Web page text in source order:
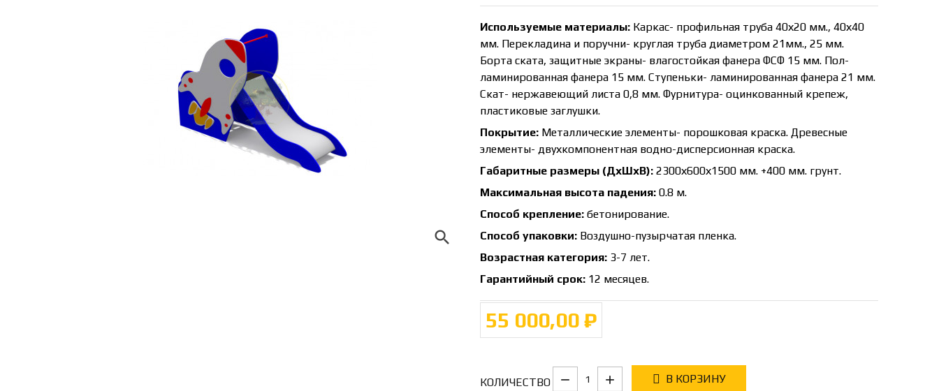
search
Используемые материалы: Каркас- профильная труба 40х20 мм., 40х40
мм. Перекладина и поручни- круглая труба диаметром 21мм., 25 мм.
Борта ската, защитные экраны- влагостойкая фанера ФСФ 15 мм. Пол-
ламинированная фанера 15 мм. Ступеньки- ламинированная фанера 21 мм.
Скат- нержавеющий листа 0,8 мм. Фурнитура- оцинкованный крепеж,
пластиковые заглушки.
Покрытие: Металлические элементы- порошковая краска. Древесные
элементы- двухкомпонентная водно-дисперсионная краска.
Габаритные размеры (ДхШхВ): 2300х600х1500 мм. +400 мм. грунт.
Максимальная высота падения: 0.8 м.
Способ крепление: бетонирование.
Способ упаковки: Воздушно-пузырчатая пленка.
Возрастная категория: 3-7 лет.
Гарантийный срок: 12 месяцев.
55 000,00 ₽
КОЛИЧЕСТВО В КОРЗИНУ